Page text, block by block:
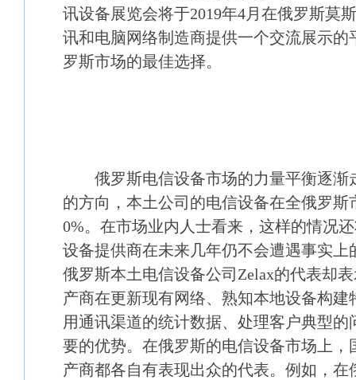
讯设备展览会将于2019年4月在俄罗斯莫
讯和电脑网络制造商提供一个交流展示的
罗斯市场的最佳选择。
俄罗斯电信设备市场的力量平衡逐渐
的方向，本土公司的电信设备在全俄罗斯
0%。在市场业内人士看来，这样的情况
设备提供商在未来几年仍不会遭遇事实上
俄罗斯本土电信设备公司Zelax的代表却
产商在更新现有网络、熟知本地设备构建
用通讯渠道的统计数据、处理客户典型的
要的优势。在俄罗斯的电信设备市场上，
产商都各自有表现出众的代表。例如，在